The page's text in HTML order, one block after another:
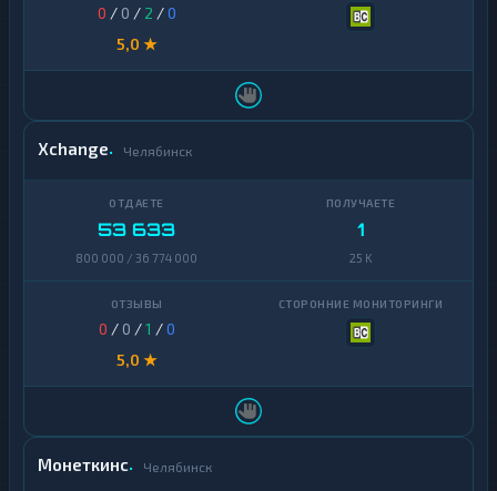
0 / 0 / 2 /0
5,0 ★
Xchange Челябинск
53 633
800 000 / 36 774 000
1
25 K
0 / 0 /1 /0
5,0 ★
Монеткинс Челябинск